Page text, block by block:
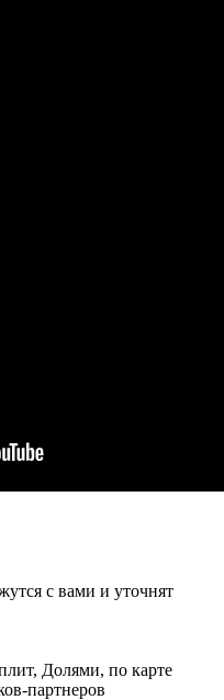
с вами и уточнят
Долями, по карте
партнеров